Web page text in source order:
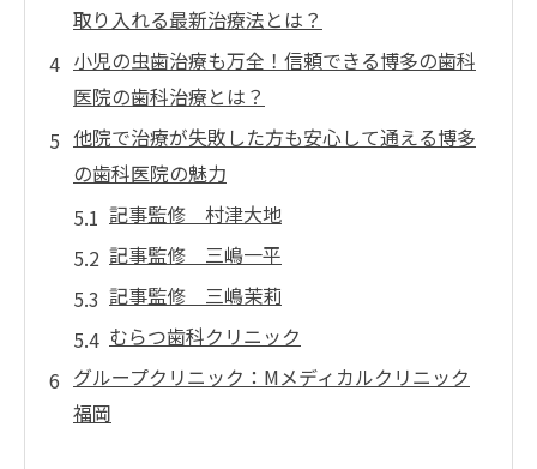
取り入れる最新治療法とは？
小児の虫歯治療も万全！信頼できる博多の歯科
医院の歯科治療とは？
他院で治療が失敗した方も安心して通える博多
の歯科医院の魅力
記事監修 村津大地
記事監修 三嶋一平
記事監修 三嶋茉莉
むらつ歯科クリニック
グループクリニック：Mメディカルクリニック
福岡